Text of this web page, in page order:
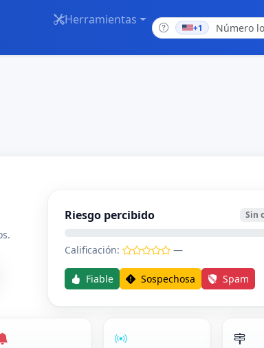
Herramientas
+1
Riesgo percibido Sin
Calificación: —
Fiable Sospechosa Spam